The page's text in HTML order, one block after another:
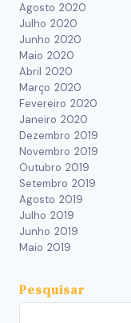
Agosto 2020
Julho 2020
Junho 2020
Maio 2020
Abril 2020
Março 2020
Fevereiro 2020
Janeiro 2020
Dezembro 2019
Novembro 2019
Outubro 2019
Setembro 2019
Agosto 2019
Julho 2019
Junho 2019
Maio 2019
Pesquisar